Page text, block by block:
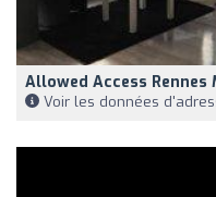
Allowed Access Rennes
Voir les données